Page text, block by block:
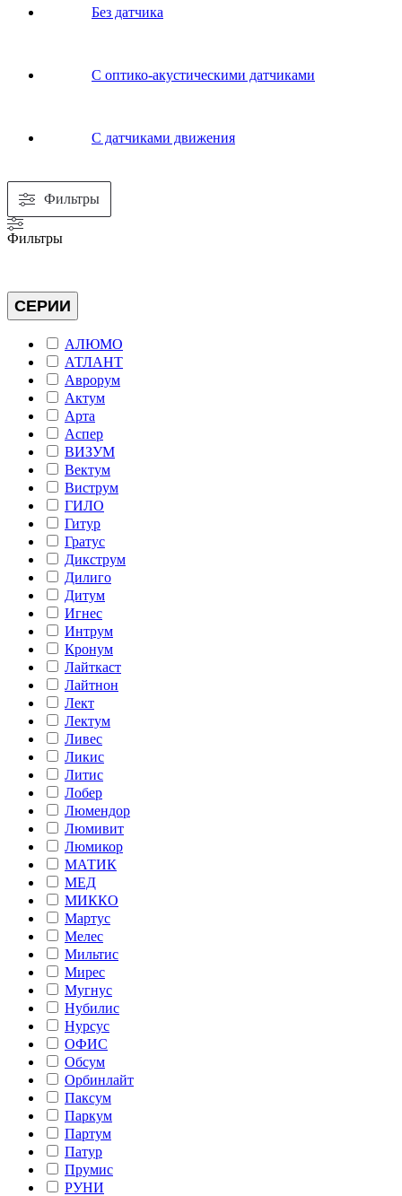
Без датчика
С оптико-акустическими датчиками
С датчиками движения
Фильтры
Фильтры
СЕРИИ
АЛЮМО
АТЛАНТ
Аврорум
Актум
Арта
Аспер
ВИЗУМ
Вектум
Виструм
ГИЛО
Гитур
Гратус
Дикструм
Дилиго
Дитум
Игнес
Интрум
Кронум
Лайткаст
Лайтнон
Лект
Лектум
Ливес
Ликис
Литис
Лобер
Люмендор
Люмивит
Люмикор
МАТИК
МЕД
МИККО
Мартус
Мелес
Мильтис
Мирес
Мугнус
Нубилис
Нурсус
ОФИС
Обсум
Орбинлайт
Паксум
Паркум
Партум
Патур
Прумис
РУНИ